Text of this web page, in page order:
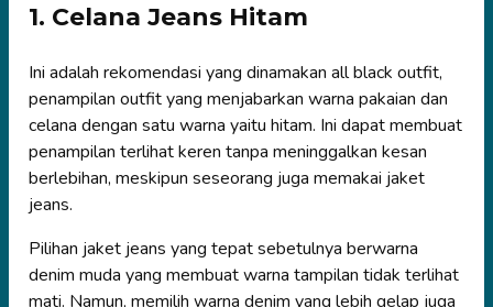
1. Celana Jeans Hitam
Ini adalah rekomendasi yang dinamakan all black outfit,
penampilan outfit yang menjabarkan warna pakaian dan
celana dengan satu warna yaitu hitam. Ini dapat membuat
penampilan terlihat keren tanpa meninggalkan kesan
berlebihan, meskipun seseorang juga memakai jaket
jeans.
Pilihan jaket jeans yang tepat sebetulnya berwarna
denim muda yang membuat warna tampilan tidak terlihat
mati. Namun, memilih warna denim yang lebih gelap juga